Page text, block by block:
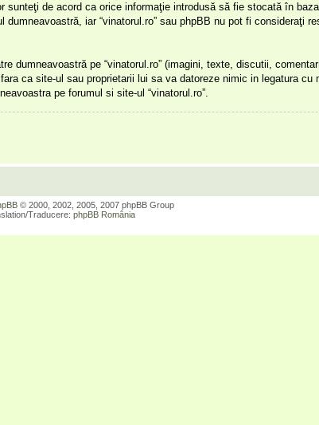
de acord ca orice informaţie introdusă să fie stocată în
iar “vinatorul.ro” sau phpBB nu pot fi consideraţi
dumneavoastră pe “vinatorul.ro” (imagini, texte, discutii,
ca site-ul sau proprietarii lui sa va datoreze nimic in legatura cu
pe forumul si site-ul “vinatorul.ro”.
© 2000, 2002, 2005, 2007 phpBB Group
Traducere: phpBB România